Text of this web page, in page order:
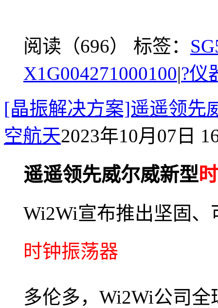
阅读（696） 标签：
X1G004271000100|?仪
[晶振解决方案]遥遥领先
空航天2023年10月07日
遥遥领先威尔威新型
Wi2Wi宣布推出坚固
时钟振荡器
多伦多，Wi2Wi公司